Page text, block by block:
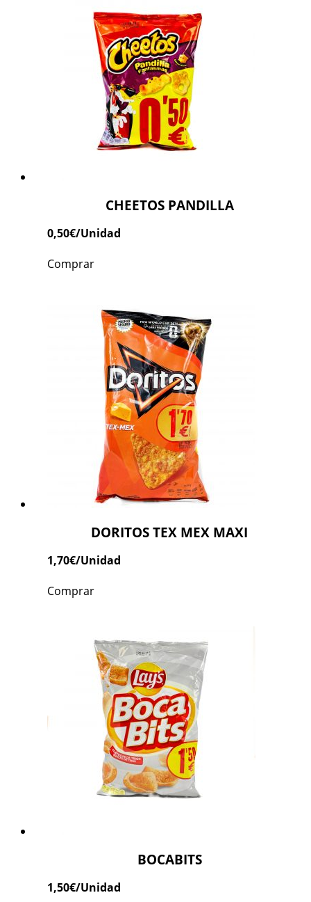
CHEETOS PANDILLA
0,50€/Unidad
Comprar
DORITOS TEX MEX MAXI
1,70€/Unidad
Comprar
BOCABITS
1,50€/Unidad